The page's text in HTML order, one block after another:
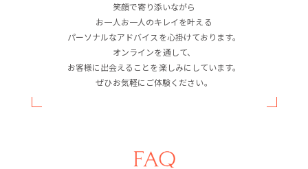
笑顔で寄り添いながら
お一人お一人のキレイを叶える
パーソナルなアドバイスを心掛けております。
オンラインを通して、
お客様に出会えることを楽しみにしています。
ぜひお気軽にご体験ください。